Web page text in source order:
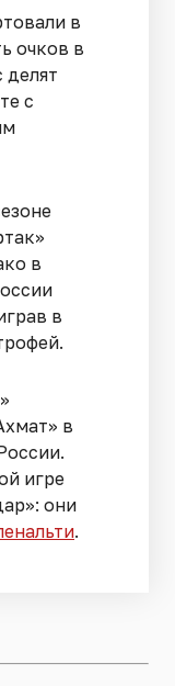
в
очков в
делят
с
в
в
в
игре
они
.